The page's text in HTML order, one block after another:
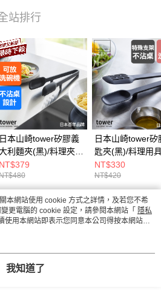
站排行
日本山崎tower矽膠義
利麵夾(黑)/料理夾/
義大利麵夾/料理用具
NT$379
日本山崎tower矽
匙夾(黑)/料理用
調用具/矽膠料理
NT$330
NT$420
本網站使用 cookie 方式之詳情，及若您不希
更電腦的 cookie 設定，請參閱本網站「 隱私
使用本網站即表示您同意本公司得按本網站使
我知道了